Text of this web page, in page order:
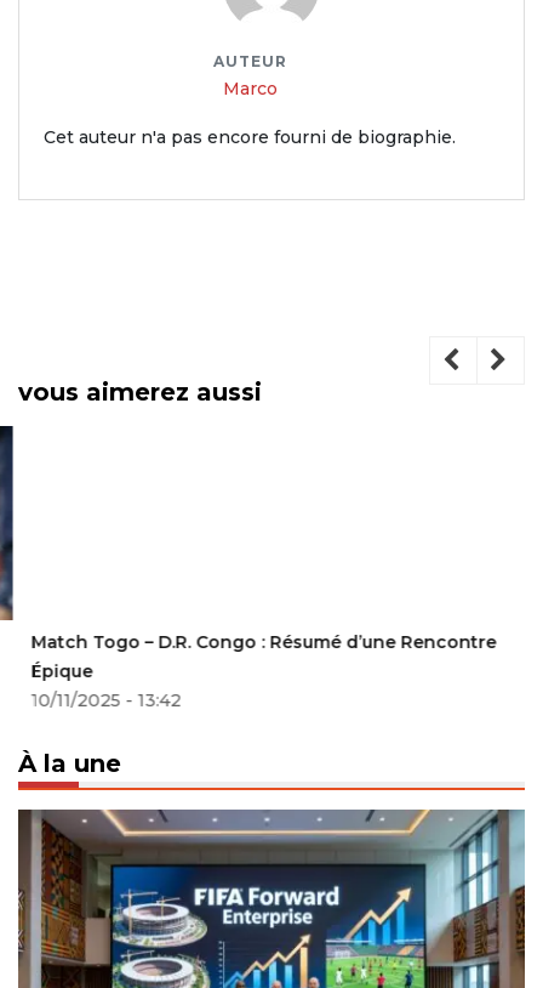
AUTEUR
Marco
Cet auteur n'a pas encore fourni de biographie.
vous aimerez aussi
Match Togo – D.R. Congo : Résumé d’une Rencontre
Épique
10/11/2025 - 13:42
À la une